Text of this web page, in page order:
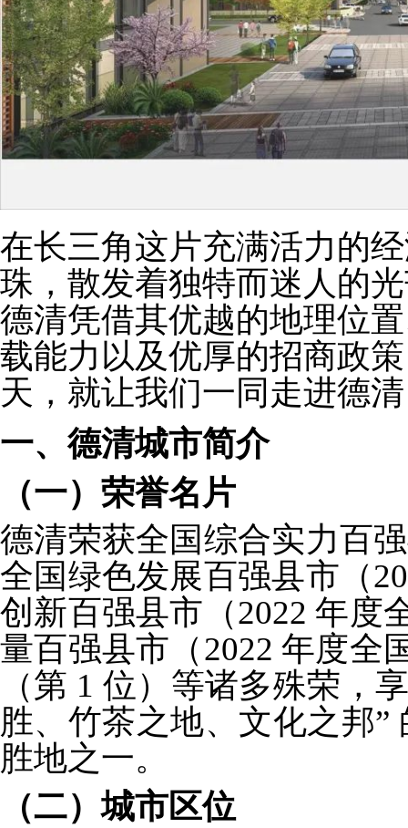
在长三角这片充满活力的
珠，散发着独特而迷人的
德清凭借其优越的地理位
载能力以及优厚的招商政
天，就让我们一同走进德
一、德清城市简介
（一）荣誉名片
德清荣获全国综合实力百
全国绿色发展百强县市（
创新百强县市（2022 年度
量百强县市（2022 年度全
（第 1 位）等诸多殊荣，
胜、竹茶之地、文化之邦
胜地之一。
（二）城市区位